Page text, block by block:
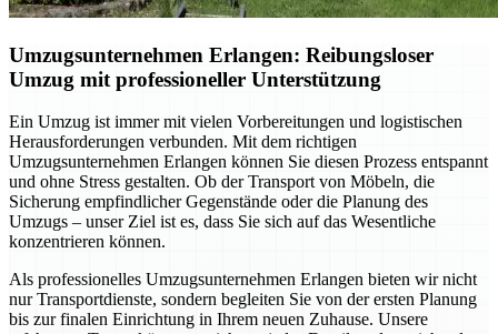
Umzugsunternehmen Erlangen: Reibungsloser
Umzug mit professioneller Unterstützung
Ein Umzug ist immer mit vielen Vorbereitungen und logistischen
Herausforderungen verbunden. Mit dem richtigen
Umzugsunternehmen Erlangen können Sie diesen Prozess entspannt
und ohne Stress gestalten. Ob der Transport von Möbeln, die
Sicherung empfindlicher Gegenstände oder die Planung des
Umzugs – unser Ziel ist es, dass Sie sich auf das Wesentliche
konzentrieren können.
Als professionelles Umzugsunternehmen Erlangen bieten wir nicht
nur Transportdienste, sondern begleiten Sie von der ersten Planung
bis zur finalen Einrichtung in Ihrem neuen Zuhause. Unsere